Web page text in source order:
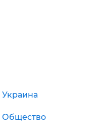
Украина
Общество